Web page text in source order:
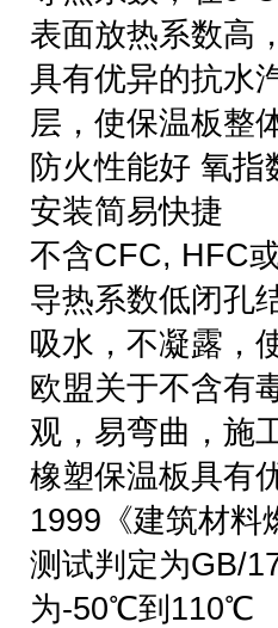
表面放热系数高
具有优异的抗水
层，使保温板整
防火性能好 氧指
安装简易快捷
不含CFC, HFC
导热系数低闭孔
吸水，不凝露，
欧盟关于不含有
观，易弯曲，施
橡塑保温板具有
1999《建筑材料
测试判定为GB/
为-50℃到110℃